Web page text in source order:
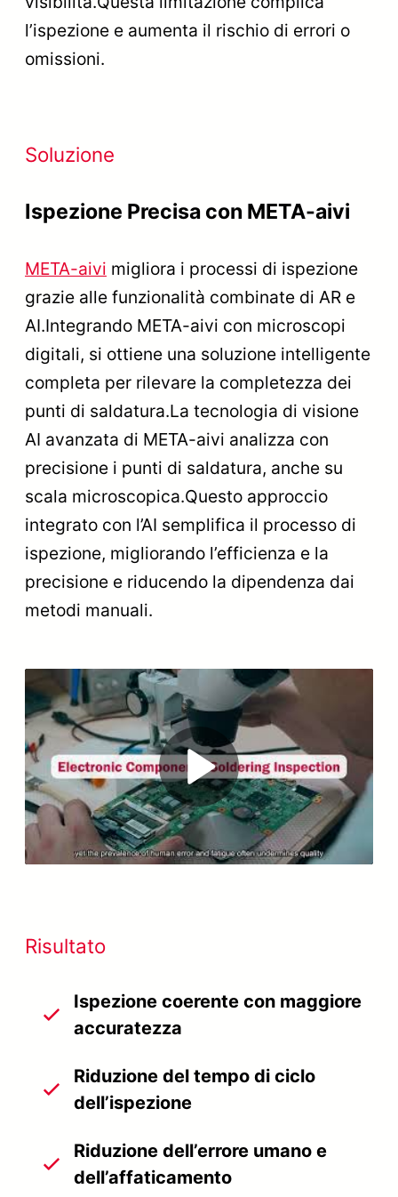
l’ispezione e aumenta il rischio di errori o
omissioni.
Soluzione
Ispezione Precisa con META-aivi
META-aivi migliora i processi di ispezione
grazie alle funzionalità combinate di AR e
AI.Integrando META-aivi con microscopi
digitali, si ottiene una soluzione intelligente
completa per rilevare la completezza dei
punti di saldatura.La tecnologia di visione
AI avanzata di META-aivi analizza con
precisione i punti di saldatura, anche su
scala microscopica.Questo approccio
integrato con l’AI semplifica il processo di
ispezione, migliorando l’efficienza e la
precisione e riducendo la dipendenza dai
metodi manuali.
Play
Video
Risultato
Ispezione coerente con maggiore
accuratezza
Riduzione del tempo di ciclo
dell’ispezione
Riduzione dell’errore umano e
dell’affaticamento